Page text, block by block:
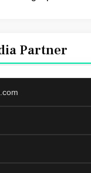
Partner